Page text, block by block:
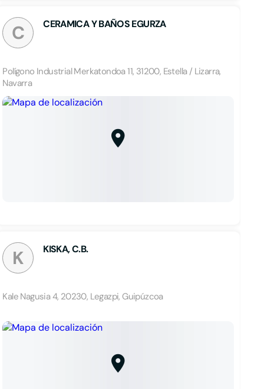
C CERAMICA Y BAÑOS EGURZA
Polígono Industrial Merkatondoa 11, 31200, Estella / Lizarra,
Navarra
K KISKA, C.B.
Kale Nagusia 4, 20230, Legazpi, Guipúzcoa